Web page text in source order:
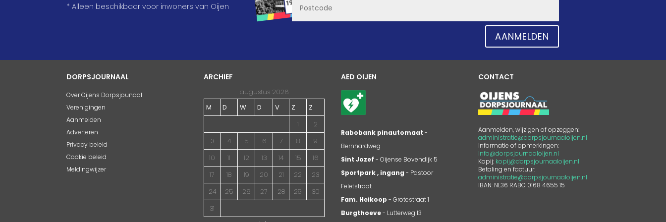
* Alleen beschikbaar voor inwoners van Oijen
AANMELDEN
DORPSJOURNAAL
Over Oijens Dorpsjounaal
Verenigingen
Aanmelden
Adverteren
Privacy beleid
Cookie beleid
Meldingwijzer
ARCHIEF
augustus 2026
M
D W D V Z
Z
1
2
3
4 5 6 7 8
9
10
11 12 13 14 15
16
17
18 19 20 21 22
23
24
25 26 27 28 29
30
31
AED OIJEN
Rabobank pinautomaat -
Bernhardweg
Sint Jozef - Oijense Bovendijk 5
Sportpark , ingang - Pastoor
Feletstraat
Fam. Heikoop - Grotestraat 1
Burgthoeve- Lutterweg 13
CONTACT
Aanmelden, wijzigen of opzeggen:
administratie@dorpsjournaaloijen.nl
Informatie of opmerkingen:
info@dorpsjournaaloijen.nl
Kopij: kopij@dorpsjournaaloijen.nl
Betaling en factuur:
administratie@dorpsjournaaloijen.nl
IBAN: NL36 RABO 0168 4655 15